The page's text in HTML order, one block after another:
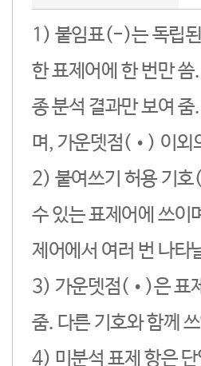
1) 붙임표(-)는 독립된
한 표제어에 한 번만
종 분석 결과만 보여
며, 가운뎃점(•) 이외
2) 붙여쓰기 허용 기호
수 있는 표제어에 쓰이
제어에서 여러 번 나타
3) 가운뎃점(•)은 표
줌. 다른 기호와 함께
4) 미분석 표제 항은